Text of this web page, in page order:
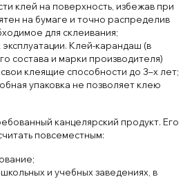
клей на поверхность, избежав при
на бумаге и точно распределив
для склеивания;
Клей-карандаш (в
состава и марки производителя)
клеящие способности до 3–х лет;
упаковка не позволяет клею
канцелярский продукт. Его
повсеместным:
и учебных заведениях, в